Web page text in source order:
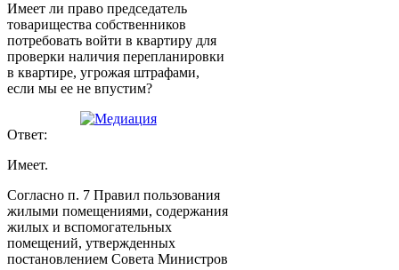
Имеет ли право председатель
товарищества собственников
потребовать войти в квартиру для
проверки наличия перепланировки
в квартире, угрожая штрафами,
если мы ее не впустим?
Ответ:
Имеет.
Согласно п. 7 Правил пользования
жилыми помещениями, содержания
жилых и вспомогательных
помещений, утвержденных
постановлением Совета Министров